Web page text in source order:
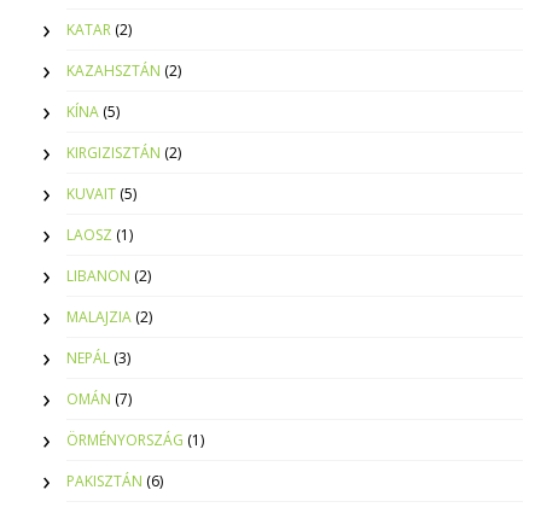
KATAR (2)
KAZAHSZTÁN (2)
KÍNA (5)
KIRGIZISZTÁN (2)
KUVAIT (5)
LAOSZ (1)
LIBANON (2)
MALAJZIA (2)
NEPÁL (3)
OMÁN (7)
ÖRMÉNYORSZÁG (1)
PAKISZTÁN (6)